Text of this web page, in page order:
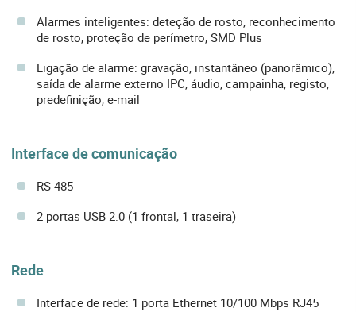
Alarmes inteligentes: deteção de rosto, reconhecimento
de rosto, proteção de perímetro, SMD Plus
Ligação de alarme: gravação, instantâneo (panorâmico),
saída de alarme externo IPC, áudio, campainha, registo,
predefinição, e-mail
Interface de comunicação
RS-485
2 portas USB 2.0 (1 frontal, 1 traseira)
Rede
Interface de rede: 1 porta Ethernet 10/100 Mbps RJ45